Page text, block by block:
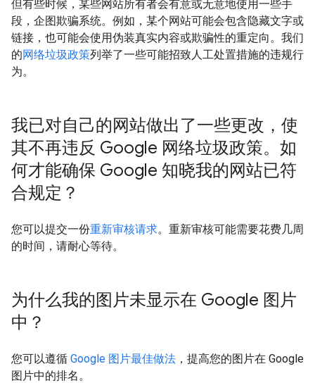
但有些时候，某些网站所有者会有意或无意地使用一些手
段，企图欺骗系统。例如，某个网站可能会包含隐藏文字或
链接，也可能会使用伪装真实内容或欺骗性的重定向。我们
的网络垃圾政策列举了一些可能招致人工处置措施的违规行
为。
我已对自己的网站做出了一些更改，使
其不再违反 Google 网络垃圾政策。如
何才能确保 Google 知晓我的网站已符
合规定？
您可以提交一份重新审核请求。重新审核可能需要花费几周
的时间，请耐心等待。
为什么我的图片未显示在 Google 图片
中？
您可以遵循 Google 图片最佳做法 ，提高您的图片在 Google
图片中的排名。